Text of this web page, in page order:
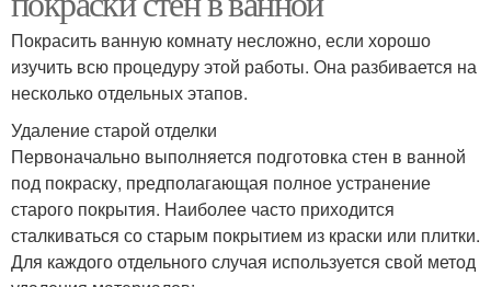
Покрасить ванную комнату несложно, если хорошо
изучить всю процедуру этой работы. Она разбивается на
несколько отдельных этапов.
Удаление старой отделки
Первоначально выполняется подготовка стен в ванной
под покраску, предполагающая полное устранение
старого покрытия. Наиболее часто приходится
сталкиваться со старым покрытием из краски или плитки.
Для каждого отдельного случая используется свой метод